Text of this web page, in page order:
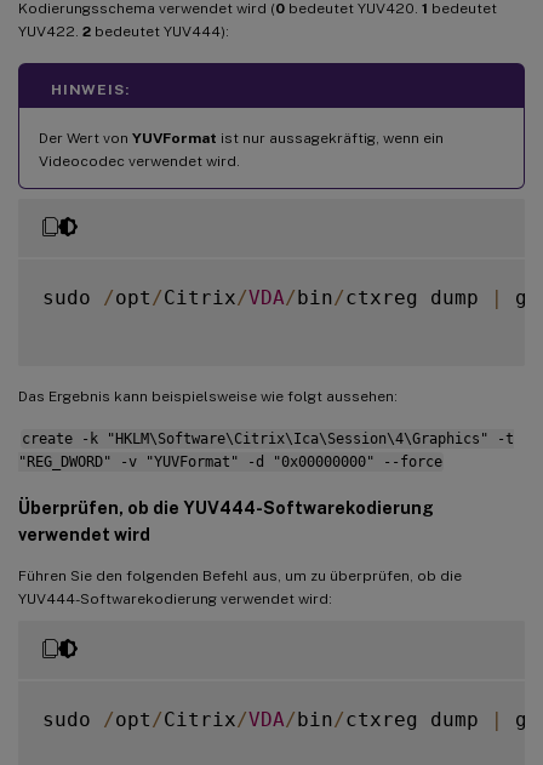
Kodierungsschema verwendet wird (0 bedeutet YUV420. 1 bedeutet
YUV422. 2 bedeutet YUV444):
HINWEIS:
Der Wert von YUVFormat ist nur aussagekräftig, wenn ein
Videocodec verwendet wird.
sudo /opt /Citrix/VDA/bin/ctxreg dump |
Das Ergebnis kann beispielsweise wie folgt aussehen:
create -k "HKLM\Software\Citrix\Ica\Session\4\Graphics" -t
"REG_DWORD" -v "YUVFormat" -d "0x00000000" --force
Überprüfen, ob die YUV444-Softwarekodierung
verwendet wird
Führen Sie den folgenden Befehl aus, um zu überprüfen, ob die
YUV444-Softwarekodierung verwendet wird:
sudo /opt /Citrix/VDA/bin/ctxreg dump |